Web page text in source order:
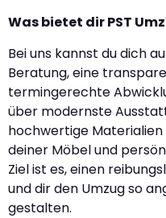
Was bietet dir PST
Bei uns kannst du dich
Beratung, eine
termingerechte
über modernste
hochwertige
deiner Möbel und
Ziel ist es, einen
und dir den Umzug so
gestalten.